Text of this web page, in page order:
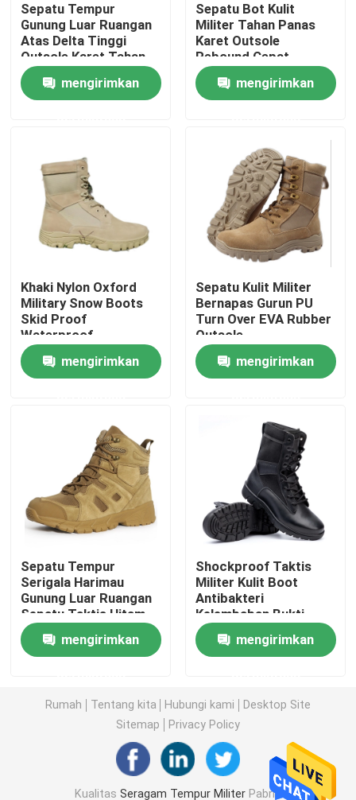
Produk
Tentang kami
Kontrol kualitas
Hubungi kami
Permintaan Penawaran
Seragam Tempur Militer
Armor Balistik Militer
Kemeja Taktis Militer
Mantel Musim Dingin Militer
Ransel Taktis Militer
Rompi Taktis Militer
Perlengkapan Berkemah Militer
Sepatu Tempur
Gunung Luar Ruangan
Atas Delta Tinggi
Outsole Karet Tahan
Aus
mengirimkan
Sepatu Bot Kulit
Militer Tahan Panas
Karet Outsole
Rebound Cepat
Elastisitas Tinggi
mengirimkan
Khaki Nylon Oxford
Military Snow Boots
Skid Proof
Waterproof
mengirimkan
Sepatu Kulit Militer
Bernapas Gurun PU
Turn Over EVA Rubber
Outsole
mengirimkan
Sepatu Tempur
Serigala Harimau
Gunung Luar Ruangan
Sepatu Taktis Hitam
Mid-Top
mengirimkan
Shockproof Taktis
Militer Kulit Boot
Antibakteri
Kelembaban Bukti
Sepatu Pelatihan
Tentaramengirimkan
Rumah Tentang kita Hubungi kami
Desktop Site
Sitemap
Privacy Policy
KualitasSeragam Tempur Militer Pabrik